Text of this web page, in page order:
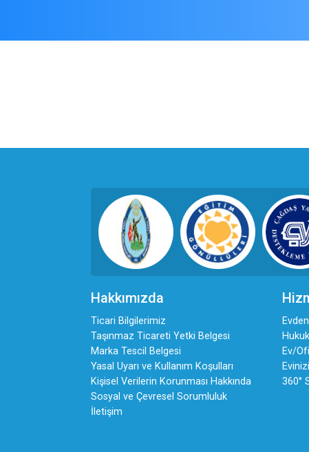
Hakkımızda
Ticari Bilgilerimiz
Taşınmaz Ticareti Yetki Belgesi
Marka Tescil Belgesi
Yasal Uyarı ve Kullanım Koşulları
Kişisel Verilerin Korunması Hakkında
Sosyal ve Çevresel Sorumluluk
İletişim
Ev/
360°